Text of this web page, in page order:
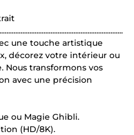
une touche artistique
décorez votre intérieur ou
Nous transformons vos
avec une précision
ou Magie Ghibli.
(HD/8K).